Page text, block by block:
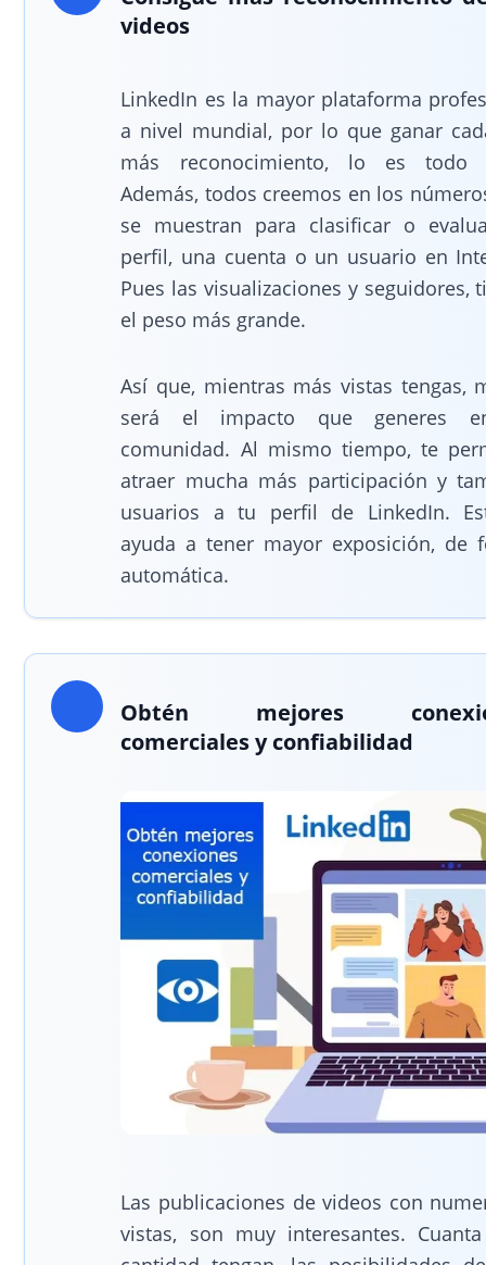
videos
LinkedIn es la mayor plataforma
a nivel mundial, por lo que ganar
más reconocimiento, lo es todo
Además, todos creemos en los
se muestran para clasificar o
perfil, una cuenta o un usuario en
Pues las visualizaciones y seguidores,
el peso más grande.
Así que, mientras más vistas tengas,
será el impacto que generes
comunidad. Al mismo tiempo, te
atraer mucha más participación y
usuarios a tu perfil de LinkedIn.
ayuda a tener mayor exposición, de
automática.
Obtén mejores
comerciales y confiabilidad
Las publicaciones de videos con
vistas, son muy interesantes.